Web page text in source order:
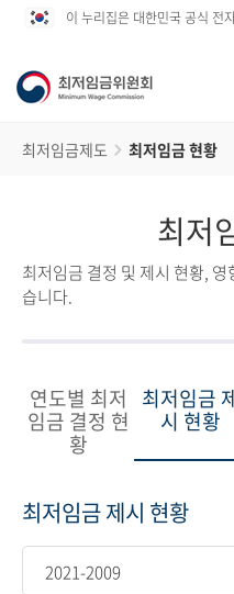
이 누리집은 대한민국 공식 전
최저임금제도 최저임금 현황
최저
최저임금 결정 및 제시 현황,
습니다.
연도별 최저
임금 결정 현
황
최저임금
시 현황
최저임금 제시 현황
2021-2009